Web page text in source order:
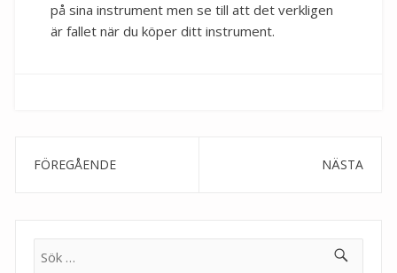
på sina instrument men se till att det verkligen
är fallet när du köper ditt instrument.
Inläggsnavigering